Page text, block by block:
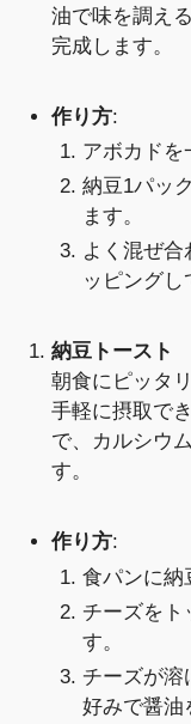
油で味を調え
完成します。
作り方:
アボカドを
納豆1パッ
ます。
よく混ぜ合
ッピングし
納豆トースト
朝食にピッタ
手軽に摂取で
で、カルシウ
す。
作り方:
食パンに納
チーズをト
す。
チーズが溶
好みで醤油